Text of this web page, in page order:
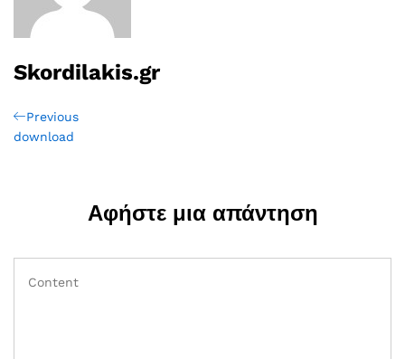
Skordilakis.gr
Πλοήγηση
Previous
Post
Previous
download
Αφήστε μια απάντηση